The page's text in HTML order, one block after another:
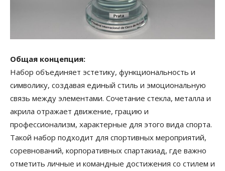
Общая концепция:
Набор объединяет эстетику, функциональность и
символику, создавая единый стиль и эмоциональную
связь между элементами. Сочетание стекла, металла и
акрила отражает движение, грацию и
профессионализм, характерные для этого вида спорта.
Такой набор подходит для спортивных мероприятий,
соревнований, корпоративных спартакиад, где важно
отметить личные и командные достижения со стилем и